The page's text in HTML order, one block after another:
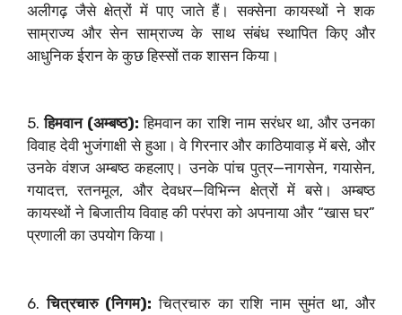
अलीगढ़ जैसे क्षेत्रों में पाए जाते हैं। सक्सेना कायस्थों ने शक
साम्राज्य और सेन साम्राज्य के साथ संबंध स्थापित किए और
आधुनिक ईरान के कुछ हिस्सों तक शासन किया।
5.हिमवान (अम्बष्ठ): हिमवान का राशि नाम सरंधर था, और उनका
विवाह देवी भुजंगाक्षी से हुआ। वे गिरनार और काठियावाड़ में बसे, और
उनके वंशज अम्बष्ठ कहलाए। उनके पांच पुत्र—नागसेन, गयासेन,
गयादत्त, रतनमूल, और देवधर—विभिन्न क्षेत्रों में बसे। अम्बष्ठ
कायस्थों ने बिजातीय विवाह की परंपरा को अपनाया और “खास घर”
प्रणाली का उपयोग किया।
6.चित्रचारु (निगम): चित्रचारु का राशि नाम सुमंत था, और